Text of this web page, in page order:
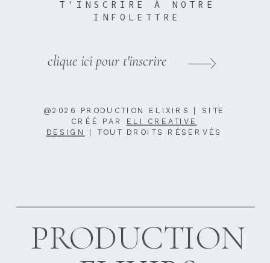
@2026 PRODUCTION ELIXIRS | SITE
CRÉÉ PAR ELI CREATIVE
DESIGN
| TOUT DROITS RÉSERVÉS
clique ici pour t'inscrire
T'INSCRIRE À NOTRE
INFOLETTRE
PRODUCTION